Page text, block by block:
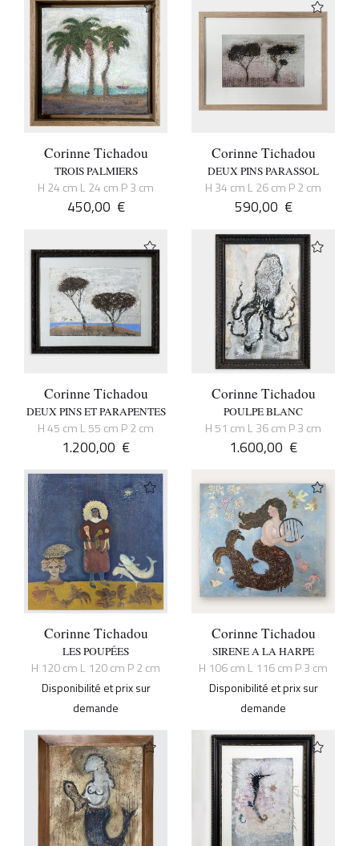
Corinne Tichadou
TROIS PALMIERS
H 24 cm L 24 cm P 3 cm
450,00 €
Corinne Tichadou
DEUX PINS PARASSOL
H 34 cm L 26 cm P 2 cm
590,00 €
Corinne Tichadou
DEUX PINS ET PARAPENTES
H 45 cm L 55 cm P 2 cm
1.200,00 €
Corinne Tichadou
POULPE BLANC
H 51 cm L 36 cm P 3 cm
1.600,00 €
Corinne Tichadou
LES POUPÉES
H 120 cm L 120 cm P 2 cm
Disponibilité et prix sur
demande
Corinne Tichadou
SIRENE A LA HARPE
H 106 cm L 116 cm P 3 cm
Disponibilité et prix sur
demande